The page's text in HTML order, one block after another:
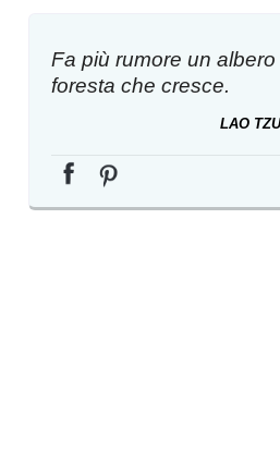
Fa più rumore un
foresta che cresce.
LAO TZU